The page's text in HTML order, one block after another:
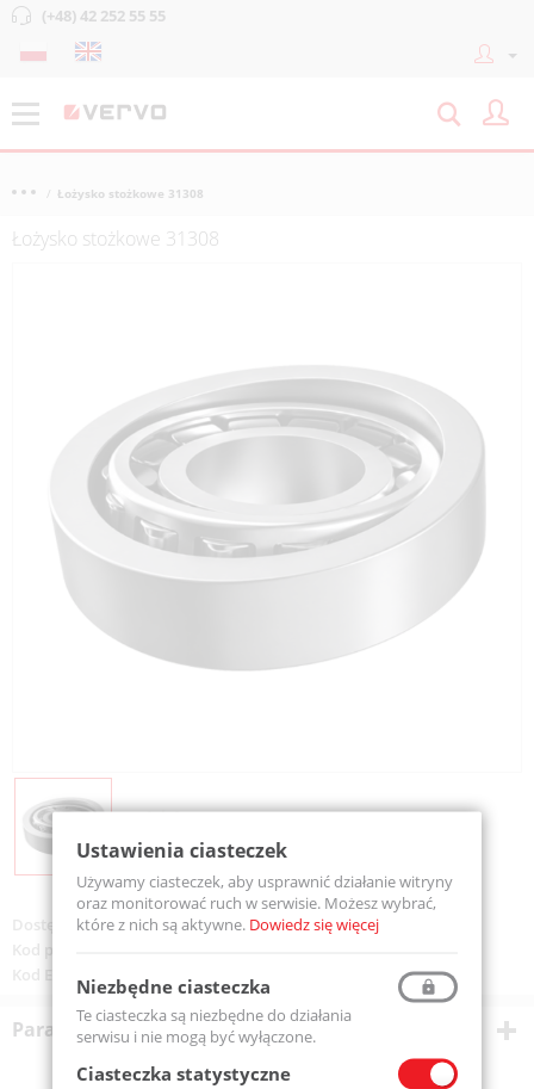
(+48) 42 252 55 55
Łożysko stożkowe 31308
Łożysko stożkowe 31308
Dostępność:Dostępny
5907772105504
Parametry techniczne
Ustawienia ciasteczek
Używamy ciasteczek, aby usprawnić działanie witryny
oraz monitorować ruch w serwisie. Możesz wybrać,
które z nich są aktywne. Dowiedz się więcej
Niezbędne ciasteczka
Te ciasteczka są niezbędne do działania
serwisu i nie mogą być wyłączone.
Ciasteczka statystyczne